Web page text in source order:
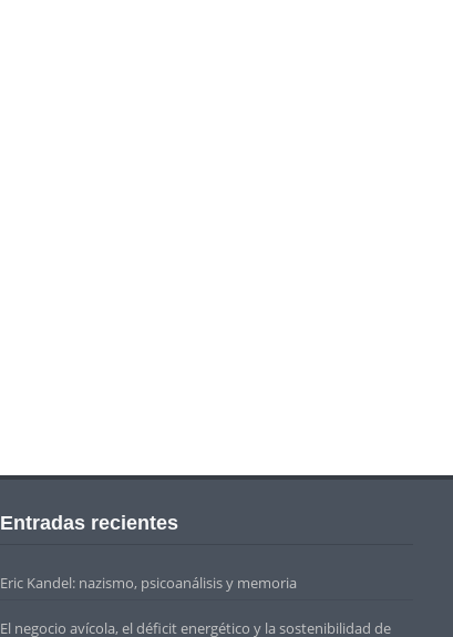
Entradas recientes
Eric Kandel: nazismo, psicoanálisis y memoria
El negocio avícola, el déficit energético y la sostenibilidad de